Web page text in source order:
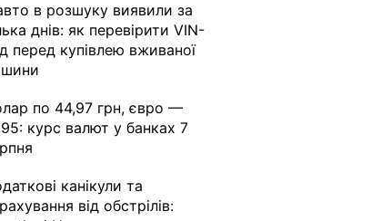
в розшуку виявили за
днів: як перевірити VIN-
перед купівлею вживаної
по 44,97 грн, євро —
курс валют у банках 7
канікули та
від обстрілів: